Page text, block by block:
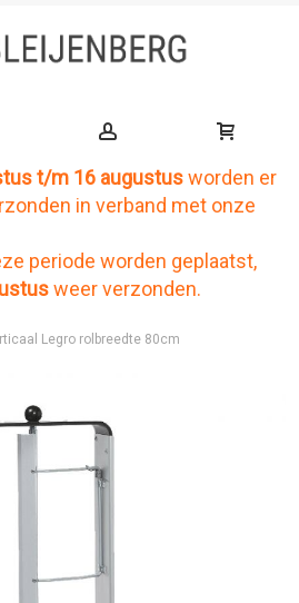
t/m 16 augustusworden er
in verband met onze
periode worden geplaatst,
weer verzonden.
Legro rolbreedte 80cm